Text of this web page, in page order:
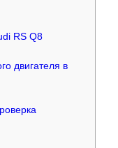
RS Q8
двигателя в